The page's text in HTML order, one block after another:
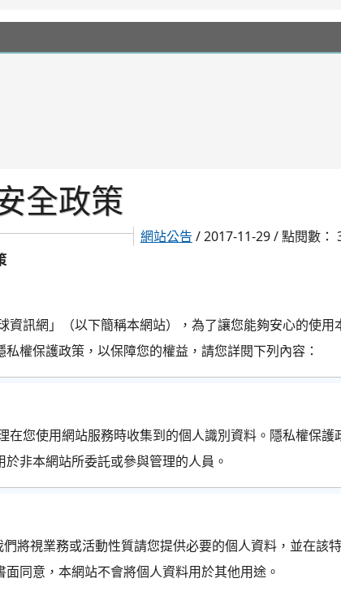
全政策
網站公告 / 2017-11-29 / 點閱數：
訊網」（以下簡稱本網站），為了讓您能夠安心的使用
權保護政策，以保障您的權益，請您詳閱下列內容：
您使用網站服務時收集到的個人識別資料。隱私權保護
非本網站所委託或參與管理的人員。
將視業務或活動性質請您提供必要的個人資料，並在該
同意，本網站不會將個人資料用於其他用途。